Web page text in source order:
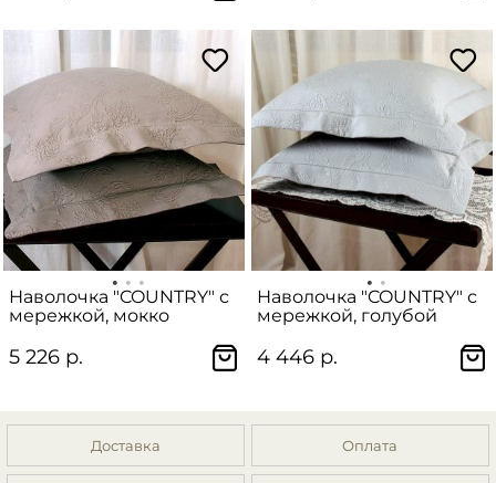
Наволочка "COUNTRY" с
мережкой, мокко
5 226 р.
Наволочка "COUNTRY" с
мережкой, голубой
4 446 р.
Доставка Оплата